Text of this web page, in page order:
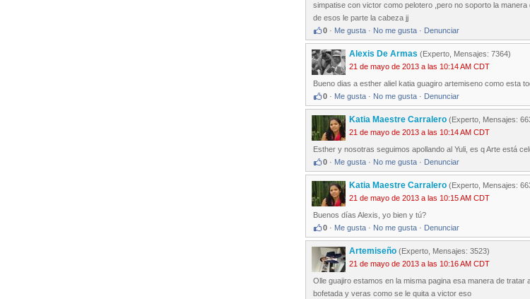
simpatise con victor como pelotero ,pero no soporto la
de esos le parte la cabeza jj
0 · Me gusta · No me gusta · Denunciar
Alexis De Armas (Experto, Mensajes: 7364)
21 de mayo de 2013 a las 10:14 AM CDT
Bueno dias a esther aliel katia guagiro artemiseno como esta
0 · Me gusta · No me gusta · Denunciar
Katia Maestre Carralero (Experto, Mensajes:
21 de mayo de 2013 a las 10:14 AM CDT
Esther y nosotras seguimos apollando al Yuli, es q Arte está
0 · Me gusta · No me gusta · Denunciar
Katia Maestre Carralero (Experto, Mensajes:
21 de mayo de 2013 a las 10:15 AM CDT
Buenos días Alexis, yo bien y tú?
0 · Me gusta · No me gusta · Denunciar
Artemiseño (Experto, Mensajes: 3523)
21 de mayo de 2013 a las 10:16 AM CDT
Olle guajiro estamos en la misma pagina esa manera de
bofetada y veras como se le quita a victor eso